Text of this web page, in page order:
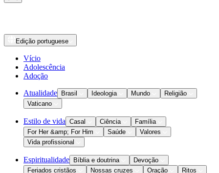
Edição portuguese
Vício
Adolescência
Adoção
Atualidade Brasil Ideologia Mundo
Religião
Vaticano
Estilo de vida Casal Ciência
Família
For Her &amp; For Him
Saúde
Valores
Vida profissional
Espiritualidade Bíblia e doutrina
Devoção
Feriados cristãos
Nossas cruzes Oração
Ritos